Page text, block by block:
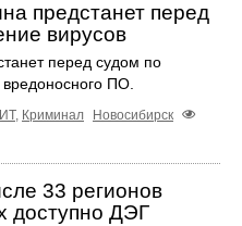
предстанет перед
вирусов
перед судом по
ПО.
, Криминал
Новосибирск
33 регионов
доступно ДЭГ